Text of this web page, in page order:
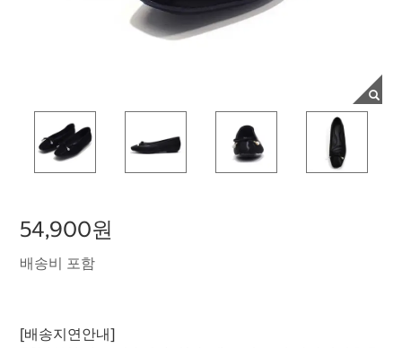
54,900원
배송비 포함
[배송지연안내]